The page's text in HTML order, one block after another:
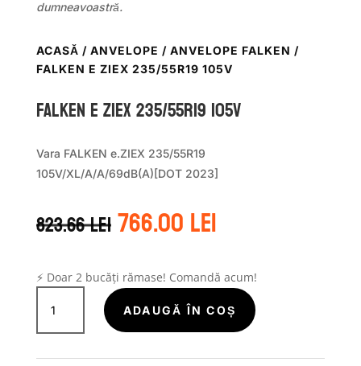
dumneavoastră.
ACASĂ / ANVELOPE / ANVELOPE FALKEN /
FALKEN E ZIEX 235/55R19 105V
Falken E ZIEX 235/55R19 105V
Vara FALKEN e.ZIEX 235/55R19
105V/XL/A/A/69dB(A)[DOT 2023]
823.66leiPrețul
inițial
fost:
823.66 lei.
766.00leiPrețul
curent
766.00 lei.
⚡ Doar 2 bucăți rămase! Comandă acum!
Cantitate
Falken
E
ADAUGĂ ÎN COȘ